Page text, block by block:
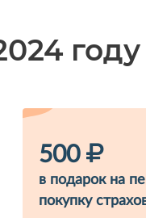
году
500
в подарок на
покупку